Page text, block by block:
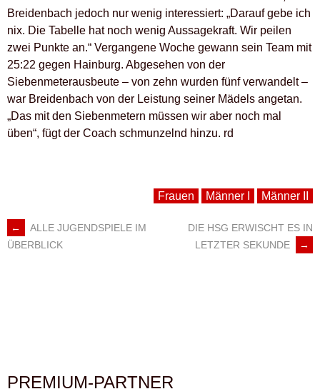
Breidenbach jedoch nur wenig interessiert: „Darauf gebe ich
nix. Die Tabelle hat noch wenig Aussagekraft. Wir peilen
zwei Punkte an.“ Vergangene Woche gewann sein Team mit
25:22 gegen Hainburg. Abgesehen von der
Siebenmeterausbeute – von zehn wurden fünf verwandelt –
war Breidenbach von der Leistung seiner Mädels angetan.
„Das mit den Siebenmetern müssen wir aber noch mal
üben“, fügt der Coach schmunzelnd hinzu. rd
Frauen Männer I Männer II
ARTIKEL-
←
ALLE JUGENDSPIELE IM
ÜBERBLICK
DIE HSG ERWISCHT ES IN
LETZTER SEKUNDE
→
PREMIUM-PARTNER